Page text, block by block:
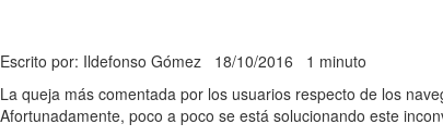
Escrito por: Ildefonso Gómez 18/10/2016 1 minuto
La queja más comentada por los usuarios respecto de los
Afortunadamente, poco a poco se está solucionando este